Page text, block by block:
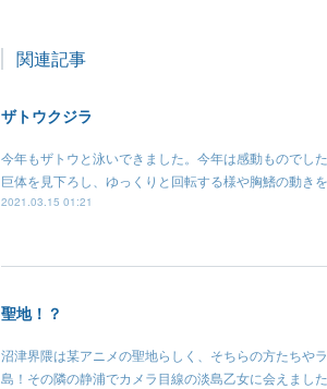
関連記事
ザトウクジラ
今年もザトウと泳いできました。今年は感動ものでし
巨体を見下ろし、ゆっくりと回転する様や胸鰭の動
2021.03.15 01:21
聖地！？
沼津界隈は某アニメの聖地らしく、そちらの方たちや
島！その隣の静浦でカメラ目線の淡島乙女に会えま